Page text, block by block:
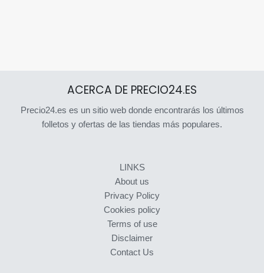
ACERCA DE PRECIO24.ES
Precio24.es es un sitio web donde encontrarás los últimos
folletos y ofertas de las tiendas más populares.
LINKS
About us
Privacy Policy
Cookies policy
Terms of use
Disclaimer
Contact Us